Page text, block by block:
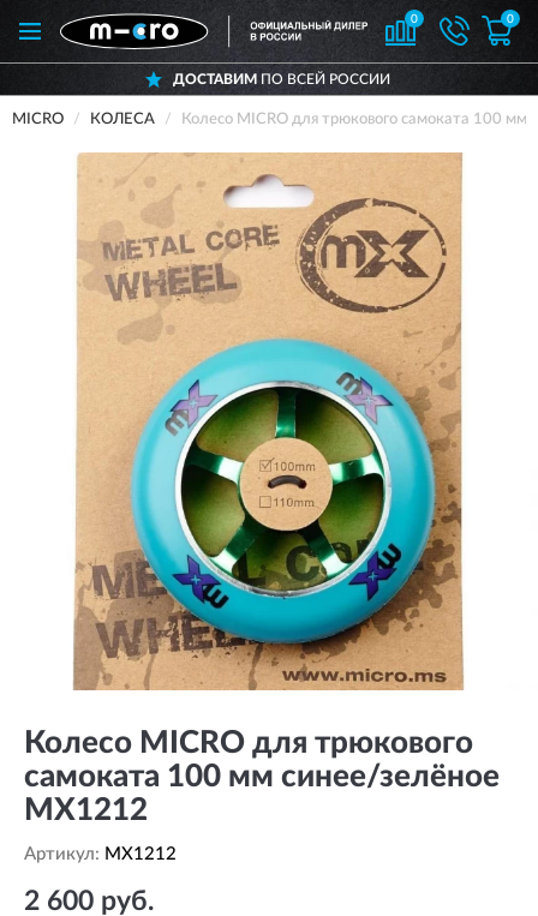
0 0
ДОСТАВИМ ПО ВСЕЙ РОССИИ
MICRO КОЛЕСА Колесо MICRO для трюкового самоката 100 мм
Колесо MICRO для трюкового
самоката 100 мм синее/зелёное
MX1212
Артикул: MX1212
2 600 руб.